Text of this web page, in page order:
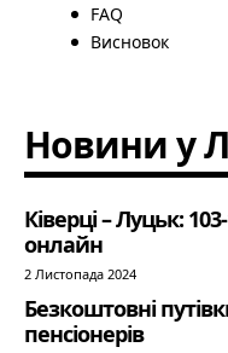
FAQ
Висновок
Новини у
Ківерці – Луцьк:
онлайн
2 Листопада 2024
Безкоштовні
пенсіонерів